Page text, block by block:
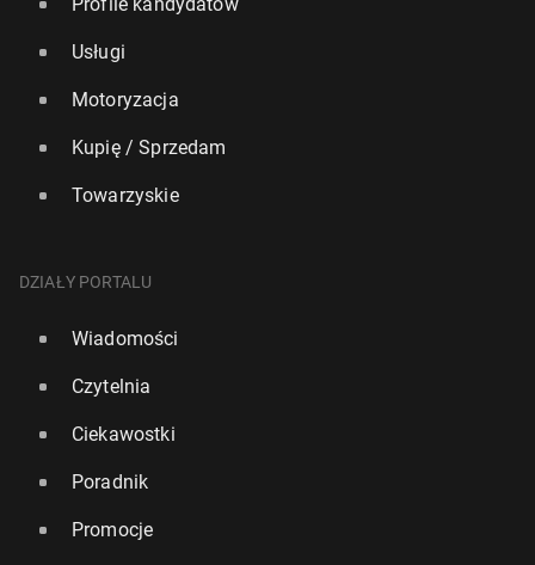
Usługi
Motoryzacja
Kupię / Sprzedam
Towarzyskie
DZIAŁY PORTALU
Wiadomości
Czytelnia
Ciekawostki
Poradnik
Promocje